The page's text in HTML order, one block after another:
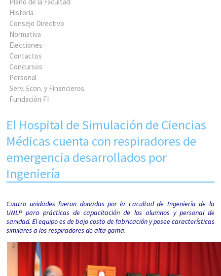
Historia
Consejo Directivo
Normativa
Elecciones
Contactos
Concursos
Personal
Serv. Econ. y Financieros
Fundación FI
El Hospital de Simulación de Ciencias
Médicas cuenta con respiradores de
emergencia desarrollados por
Ingeniería
Cuatro unidades fueron donadas por la Facultad de Ingeniería de la
UNLP para prácticas de capacitación de los alumnos y personal de
sanidad. El equipo es de bajo costo de fabricación y posee características
similares a los respiradores de alta gama.